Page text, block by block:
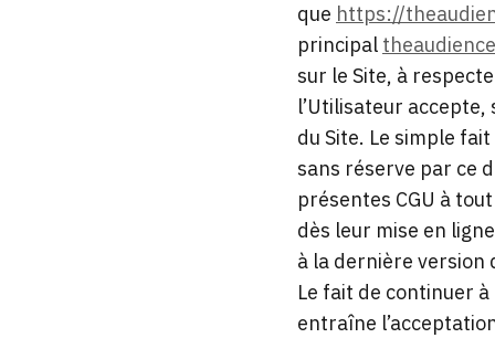
que https://
principal
sur le Site, à
l’Utilisateur
du Site. Le simple
sans réserve par ce
présentes CGU à
dès leur mise en
à la dernière version
Le fait de continuer
entraîne